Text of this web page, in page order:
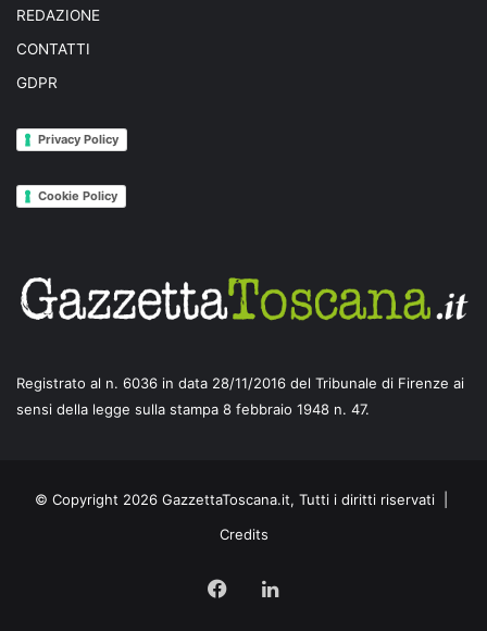
REDAZIONE
CONTATTI
GDPR
Privacy Policy
Cookie Policy
Registrato al n. 6036 in data 28/11/2016 del Tribunale di Firenze ai
sensi della legge sulla stampa 8 febbraio 1948 n. 47.
© Copyright 2026 GazzettaToscana.it, Tutti i diritti riservati |
Credits
FacebookLinkedIn